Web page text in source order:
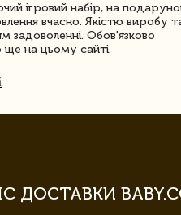
ігровий набір, на
вчасно. Якістю виробу
задоволенні. Обов'язково
на цьому сайті.
ДОСТАВКИ